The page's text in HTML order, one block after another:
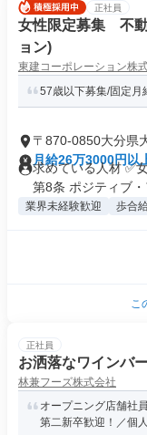
正社員
女性限定募集 不
ョン)
東建コーポレーション株
57歳以下募集/固定月
〒870-0850大分県
月給26万3000円以
求めている人材 ✅
第8条 ポジティブ・
業界未経験歓迎 歩合
こ
正社員
お洒落なワインバ
林兼フーズ株式会社
オープニング店舗社
第二新卒歓迎！／個